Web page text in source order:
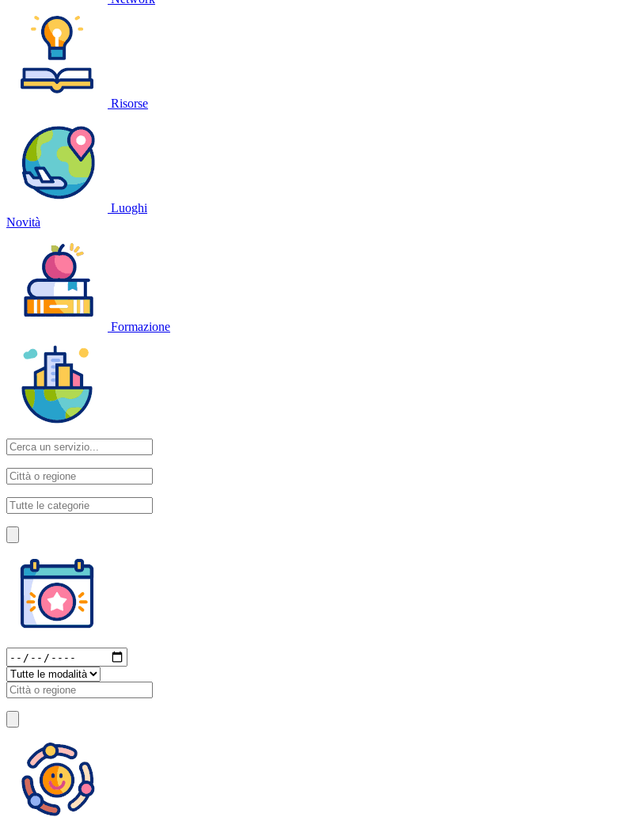
Risorse
Luoghi
Novità
Formazione